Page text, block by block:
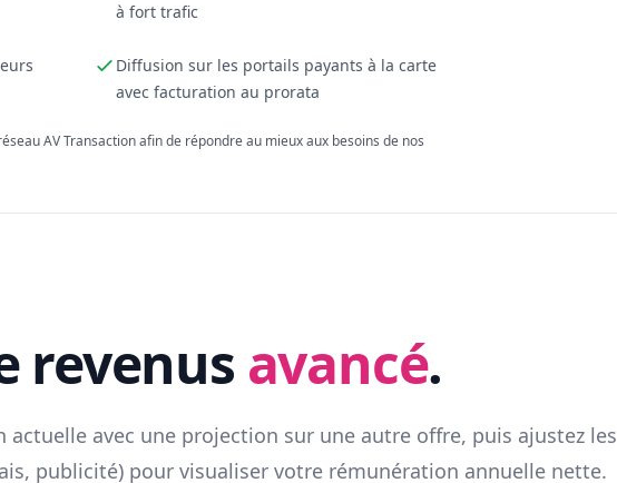
à fort trafic
Diffusion sur les portails payants à la carte
avec facturation au prorata
AV Transaction afin de répondre au mieux aux besoins de nos
revenus avancé.
avec une projection sur une autre offre, puis ajustez les
publicité) pour visualiser votre rémunération annuelle nette.